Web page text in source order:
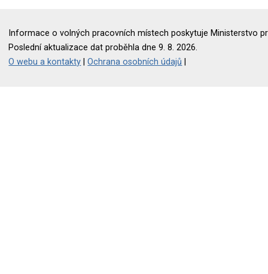
Informace o volných pracovních místech poskytuje Ministerstvo
Poslední aktualizace dat proběhla dne 9. 8. 2026.
O webu a kontakty |Ochrana osobních údajů